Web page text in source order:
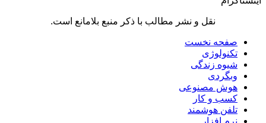
نقل و نشر مطالب با ذکر منبع بلامانع است.
صفحه نخست
تکنولوژی
شیوه زندگی
وبگردی
هوش مصنوعی
کسب و کار
تلفن هوشمند